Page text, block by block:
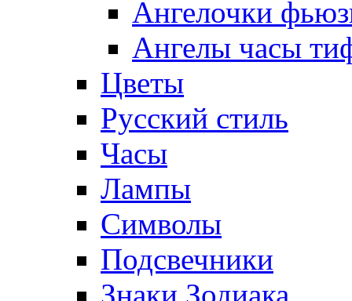
Ангелочки
Ангелы часы
Цветы
Русский стиль
Часы
Лампы
Символы
Подсвечники
Знаки Зодиака